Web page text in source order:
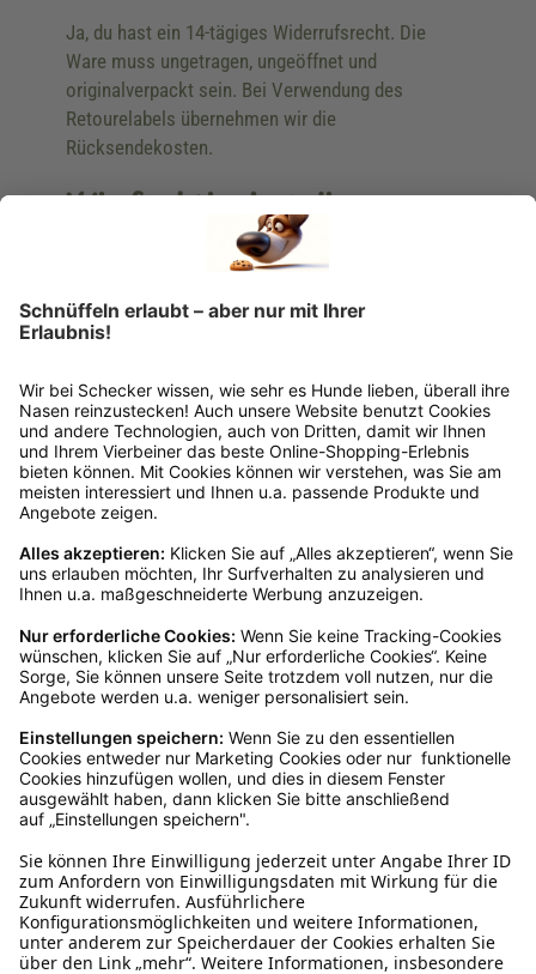
Ja, du hast ein 14-tägiges Widerrufsrecht. Die
Ware muss ungetragen, ungeöffnet und
originalverpackt sein. Bei Verwendung des
Retourelabels übernehmen wir die
Rücksendekosten.
Wie funktioniert die
Rücksendung?
Bitte fülle das Rücksendeformular aus. Dieses
findest du online. Verpacke die Artikel
Rücksendeetikett auf das Paket. Dieses kannst du
dir in deinem Kundenkonto anfordern. Hast du als
Gast bestellt, schreibe uns eine Email an
verkauf@schecker.de oder rufe zu unseren
Servicezeiten an, dann lassen wir dir ein
Rücksendeetikett zukommen.
Mo – Fr 9 – 17 Uhr, Sa 9 – 13 Uhr
Ruf uns an
Schreibe uns
verkauf@schecker.de